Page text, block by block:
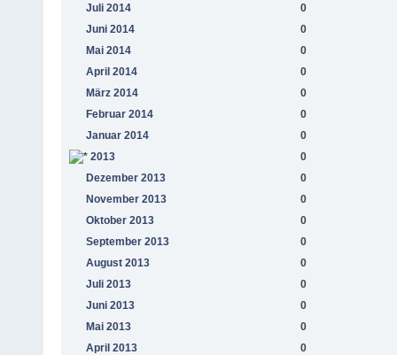
Juli 2014
0
Juni 2014
0
Mai 2014
0
April 2014
0
März 2014
0
Februar 2014
0
Januar 2014
0
2013
0
Dezember 2013
0
November 2013
0
Oktober 2013
0
September 2013
0
August 2013
0
Juli 2013
0
Juni 2013
0
Mai 2013
0
April 2013
0